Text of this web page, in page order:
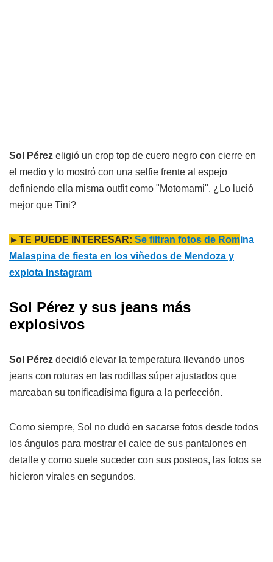
Sol Pérez eligió un crop top de cuero negro con cierre en
el medio y lo mostró con una selfie frente al espejo
definiendo ella misma outfit como "Motomami". ¿Lo lució
mejor que Tini?
►TE PUEDE INTERESAR: Se filtran fotos de Romina
Malaspina de fiesta en los viñedos de Mendoza y
explota Instagram
Sol Pérez y sus jeans más
explosivos
Sol Pérez decidió elevar la temperatura llevando unos
jeans con roturas en las rodillas súper ajustados que
marcaban su tonificadísima figura a la perfección.
Como siempre, Sol no dudó en sacarse fotos desde todos
los ángulos para mostrar el calce de sus pantalones en
detalle y como suele suceder con sus posteos, las fotos se
hicieron virales en segundos.